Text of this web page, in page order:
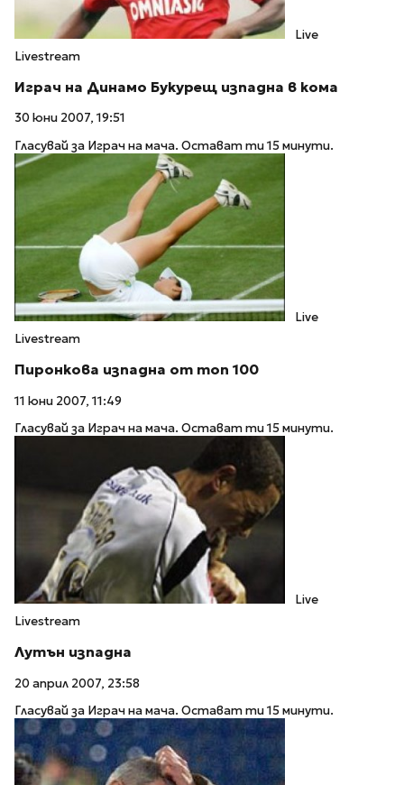
Live
Livestream
Играч на Динамо Букурещ изпадна в кома
30 юни 2007, 19:51
Гласувай за Играч на мача. Остават ти 15 минути.
Live
Livestream
Пиронкова изпадна от топ 100
11 юни 2007, 11:49
Гласувай за Играч на мача. Остават ти 15 минути.
Live
Livestream
Лутън изпадна
20 април 2007, 23:58
Гласувай за Играч на мача. Остават ти 15 минути.